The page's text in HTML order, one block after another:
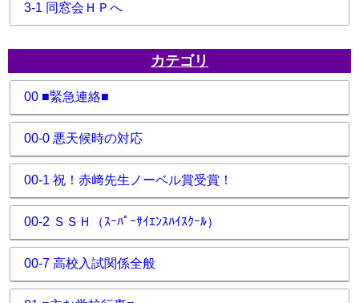
3-1 同窓会ＨＰへ
カテゴリ
00 ■緊急連絡■
00-0 悪天候時の対応
00-1 祝！赤﨑先生ノーベル賞受賞！
00-2 ＳＳＨ（ｽｰﾊﾟｰｻｲｴﾝｽﾊｲｽｸｰﾙ）
00-7 高校入試関係全般